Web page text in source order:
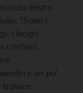
destro
“Sono i
i luoghi
cristiani.
un po’
trovare